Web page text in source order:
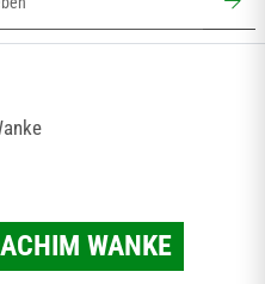
WANKE